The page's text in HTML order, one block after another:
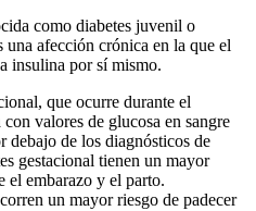
como diabetes juvenil o
una afección crónica en la que el
insulina por sí mismo.
que ocurre durante el
valores de glucosa en sangre
debajo de los diagnósticos de
gestacional tienen un mayor
el embarazo y el parto.
un mayor riesgo de padecer